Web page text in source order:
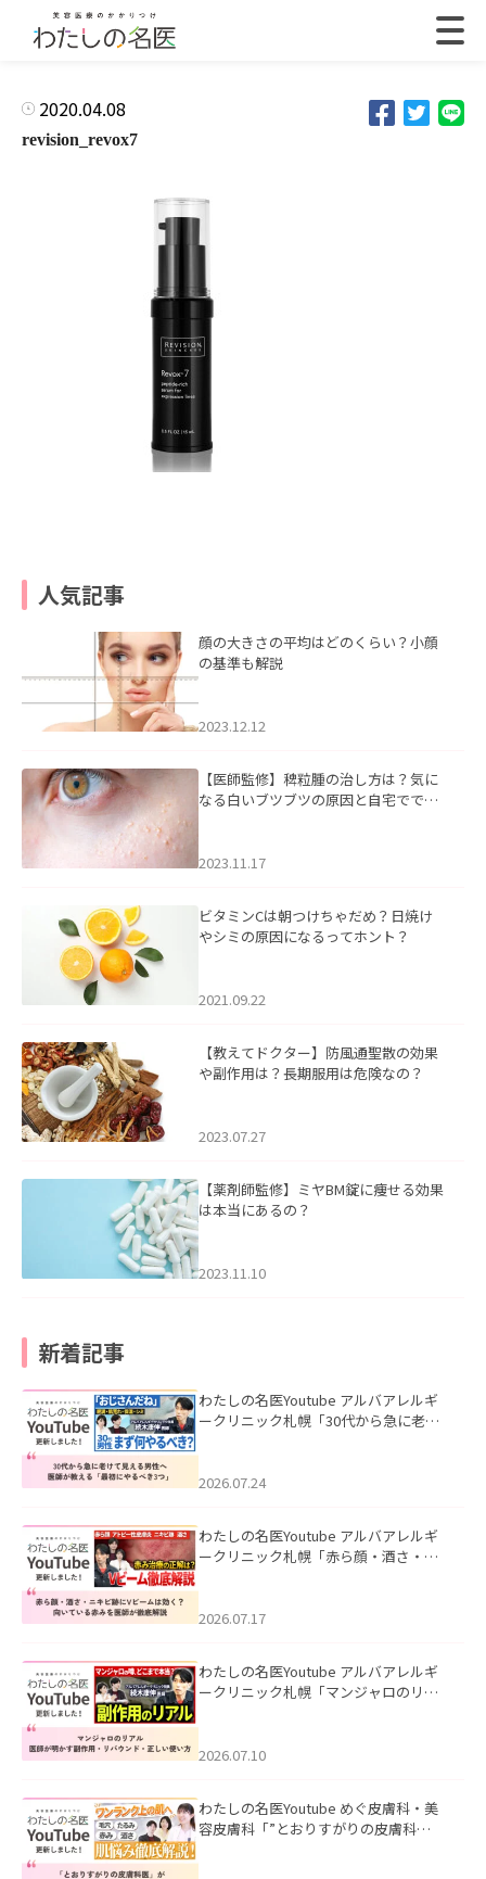
2020.04.08
revision_revox7
人気記事
顔の大きさの平均はどのくらい？小顔
の基準も解説
2023.12.12
【医師監修】稗粒腫の治し方は？気に
なる白いブツブツの原因と自宅ででき
2023.11.17
ビタミンCは朝つけちゃだめ？日焼け
やシミの原因になるってホント？
2021.09.22
【教えてドクター】防風通聖散の効果
や副作用は？長期服用は危険なの？
2023.07.27
【薬剤師監修】ミヤBM錠に痩せる効果
は本当にあるの？
2023.11.10
新着記事
わたしの名医Youtube アルバアレルギ
ークリニック札幌「30代から急に老け
た。
2026.07.24
わたしの名医Youtube アルバアレルギ
ークリニック札幌「赤ら顔・酒さ・ニ
した。
2026.07.17
わたしの名医Youtube アルバアレルギ
ークリニック札幌「マンジャロのリア
た。
2026.07.10
わたしの名医Youtube めぐ皮膚科・美
容皮膚科「”とおりすがりの皮膚科